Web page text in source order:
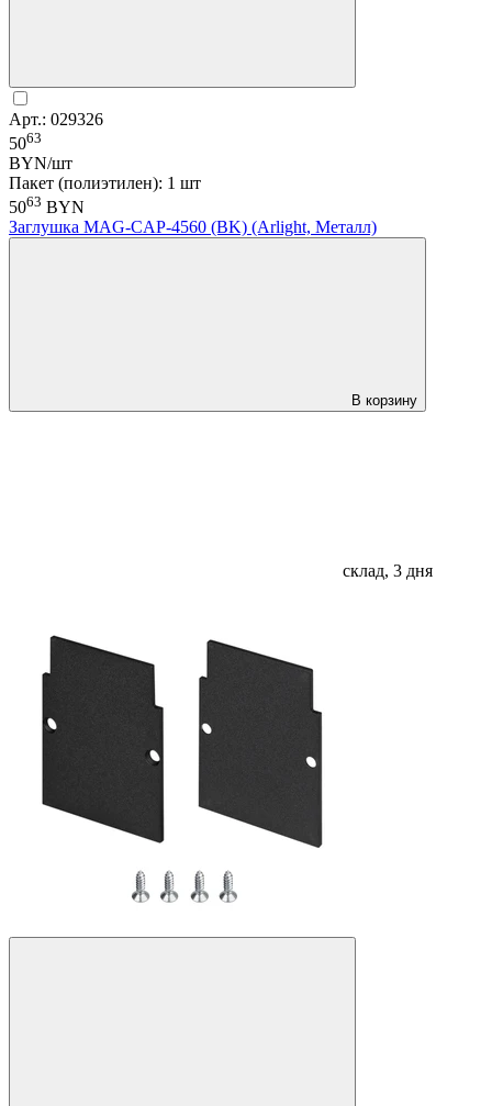
Арт.: 029326
5063
BYN/шт
Пакет (полиэтилен): 1 шт
5063 BYN
Заглушка MAG-CAP-4560 (BK) (Arlight, Металл)
В корзину
склад, 3 дня